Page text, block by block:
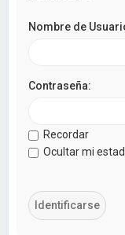
Nombre de
Contraseña:
Recordar
Ocultar mi